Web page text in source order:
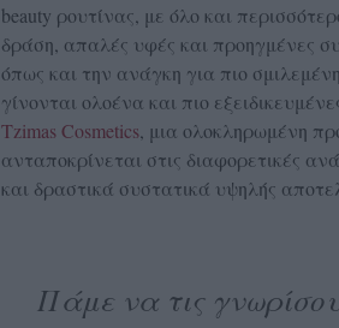
beauty ρουτίνας, με όλο και
δράση, απαλές υφές και προηγμένες
όπως και την ανάγκη για πιο
γίνονται ολοένα και πιο
Tzimas Cosmetics, μια ολοκληρωμένη
ανταποκρίνεται στις διαφορετικές
και δραστικά συστατικά υψηλής
Πάμε να τις